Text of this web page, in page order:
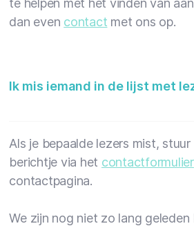
te helpen met het vinden van
dan even contact met ons op.
Ik mis iemand in de lijst met
Als je bepaalde lezers mist,
berichtje via het contactformulier
contactpagina.
We zijn nog niet zo lang geleden